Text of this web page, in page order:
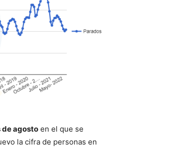
de agosto en el que se
la cifra de personas en